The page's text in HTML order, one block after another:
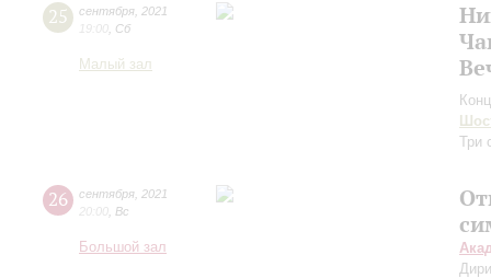
25 сентября 2021
19:00 Сб
Малый зал
Три
26 сентября 2021
20:00 Вс
Большой зал